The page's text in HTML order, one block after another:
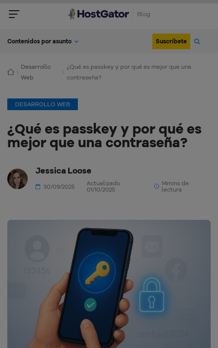
Blog
Contenidos por asunto Suscríbete
Desarrollo
Web
¿Qué es passkey y por qué es mejor que una
contraseña?
DESARROLLO WEB
¿Qué es passkey y por qué es
mejor que una contraseña?
Jessica Loose
30/09/2025
Actualizado
01/10/2025
14mins de
lectura